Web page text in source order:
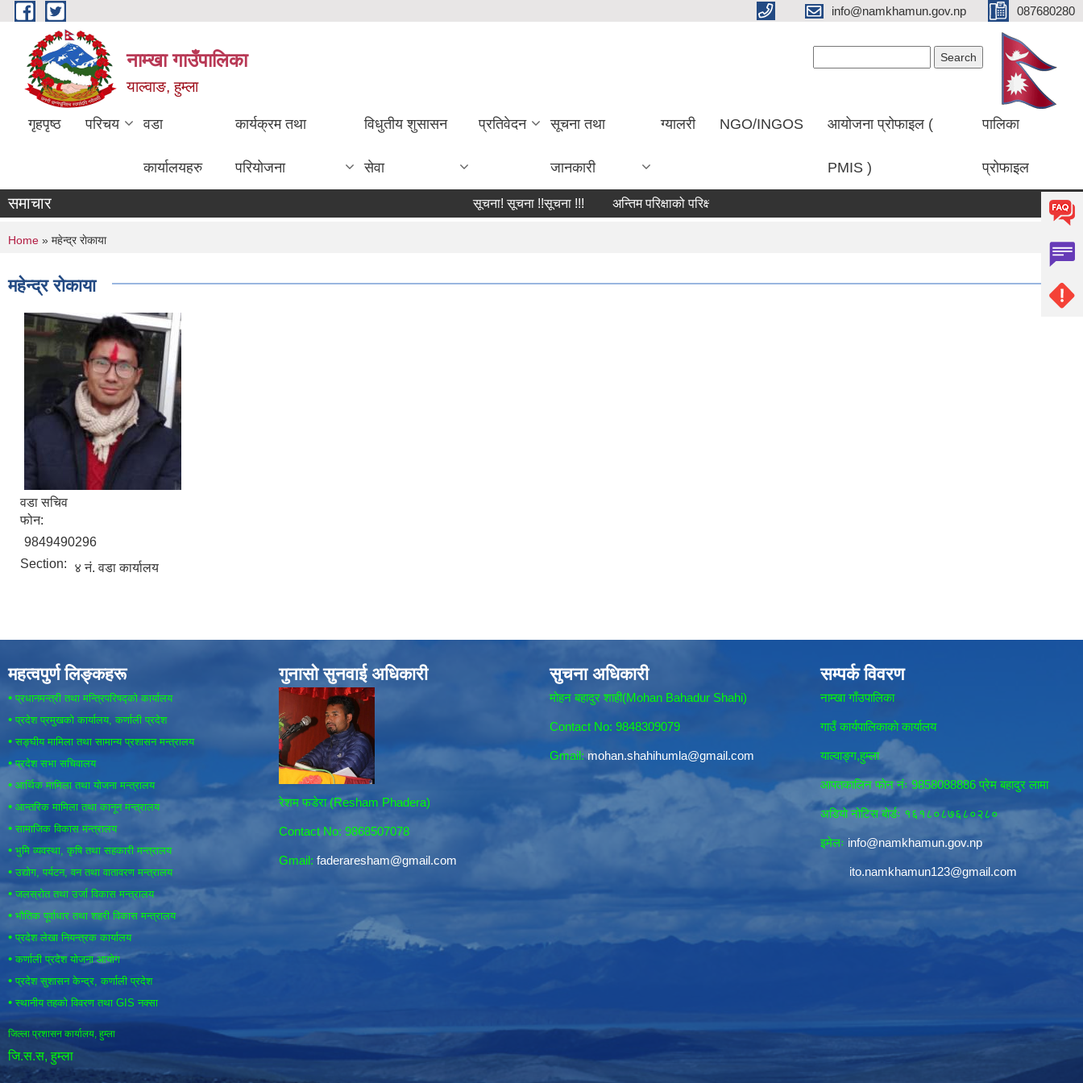
Skip to main content info@namkhamun.gov.np 087680280
नाम्खा गाउँपालिका
याल्वाङ, हुम्ला
गृहपृष्ठ परिचय वडा
कार्यालयहरु
कार्यक्रम तथा
परियोजना
विधुतीय शुसासन
सेवा
प्रतिवेदन सूचना तथा
जानकारी
ग्यालरी NGO/INGOS आयोजना प्रोफाइल (
PMIS )
पालिका
प्रोफाइल
समाचार सूचना! सूचना !!सूचना !!! अन्तिम परिक्षाको परिक्षाफल प्रकाशित गरिएको सम्बन्धमा। प्रथम पटक सूचना प्रकाशित गरिएको बारे।
You are here
Home » महेन्द्र राेकाया
महेन्द्र राेकाया
वडा सचिव
फोन:
9849490296
Section:
४ नं. वडा कार्यालय
महत्वपुर्ण लिङ्कहरू
•प्रधानमन्त्री तथा मन्त्रिपरिषद्को कार्यालय
• प्रदेश प्रमुखको कार्यालय, कर्णाली प्रदेश
• सङ्घीय मामिला तथा सामान्य प्रशासन मन्त्रालय
•प्रदेश सभा सचिवालय
• आर्थिक मामिला तथा योजना मन्त्रालय
• आन्तरिक मामिला तथा कानून मन्त्रालय
• सामाजिक विकास मन्त्रालय
• भुमि व्यवस्था, कृषि तथा सहकारी मन्त्रालय
• उद्योग, पर्यटन, वन तथा वातावरण मन्त्रालय
• जलस्रोत तथा उर्जा विकास मन्त्रालय
• भौतिक पूर्वाधार तथा शहरी विकास मन्त्रालय
•प्रदेश लेखा नियन्त्रक कार्यालय
•कर्णाली प्रदेश योजना आयोग
• प्रदेश सुशासन केन्द्र, कर्णाली प्रदेश
• स्थानीय तहको विवरण तथा GIS नक्सा
जिल्ला प्रशासन कार्यालय, हुम्ला
जि.स.स, हुम्ला
गुनासो सुनवाई अधिकारी
रेशम फडेरा (Resham Phadera)
Contact No: 9868507078
Gmail: faderaresham@gmail.com
सुचना अधिकारी
मोहन बहादुर शाही(Mohan Bahadur Shahi)
Contact No: 9848309079
Gmail: mohan.shahihumla@gmail.com
सम्पर्क विवरण
नाम्खा गाँउपालिका
गाउँ कार्यपालिकाकाे कार्यालय
याल्वाङ्ग,हुम्ला
आपतकालिन फाेन नंः 9858088886 प्रेम बहादुर लामा
अडियाे नोटिस बाेर्डः १६१८०८७६८०२८०
इमेलः info@namkhamun.gov.np
ito.namkhamun123@gmail.com